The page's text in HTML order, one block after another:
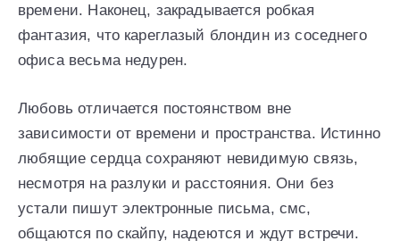
времени. Наконец, закрадывается робкая
фантазия, что кареглазый блондин из соседнего
офиса весьма недурен.
Любовь отличается постоянством вне
зависимости от времени и пространства. Истинно
любящие сердца сохраняют невидимую связь,
несмотря на разлуки и расстояния. Они без
устали пишут электронные письма, смс,
общаются по скайпу, надеются и ждут встречи.